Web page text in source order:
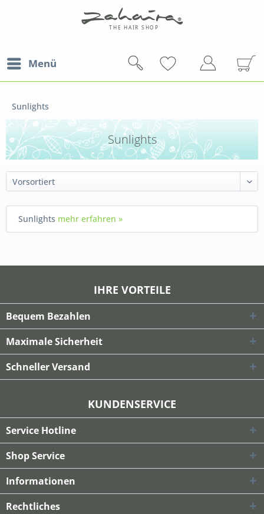
Menü
Sunlights
Sunlights
Sunlights mehr erfahren »
IHRE VORTEILE
Bequem Bezahlen
Maximale Sicherheit
Schneller Versand
KUNDENSERVICE
Service Hotline
Shop Service
Informationen
Rechtliches